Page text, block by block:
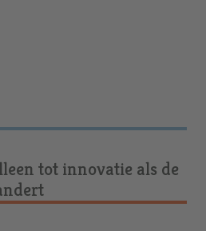
tot innovatie als de